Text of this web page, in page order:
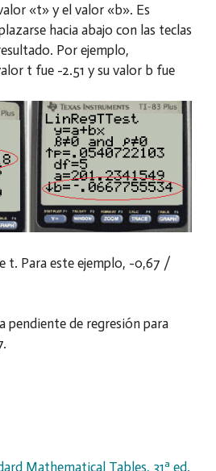
«t» y el valor «b». Es
hacia abajo con las teclas
Por ejemplo,
t fue -2.51 y su valor b fue
t. Para este ejemplo, -0,67 /
pendiente de regresión para
Mathematical Tables, 31ª ed.